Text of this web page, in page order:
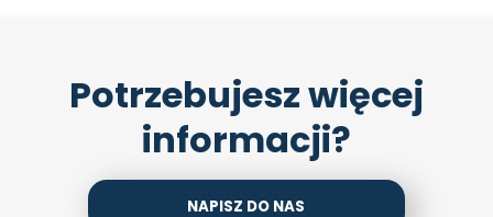
Potrzebujesz więcej
informacji?
NAPISZ DO NAS